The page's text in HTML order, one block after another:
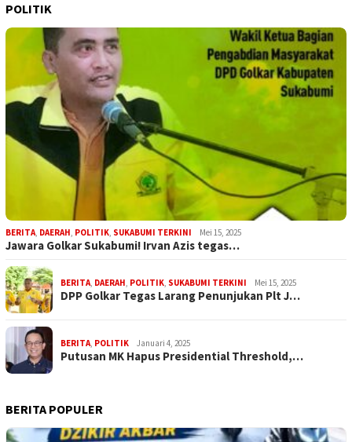
POLITIK
BERITA, DAERAH, POLITIK, SUKABUMI TERKINI Mei 15, 2025
Jawara Golkar Sukabumi! Irvan Azis tegas…
BERITA, DAERAH, POLITIK, SUKABUMI TERKINI Mei 15, 2025
DPP Golkar Tegas Larang Penunjukan Plt J…
BERITA, POLITIK Januari 4, 2025
Putusan MK Hapus Presidential Threshold,…
BERITA POPULER